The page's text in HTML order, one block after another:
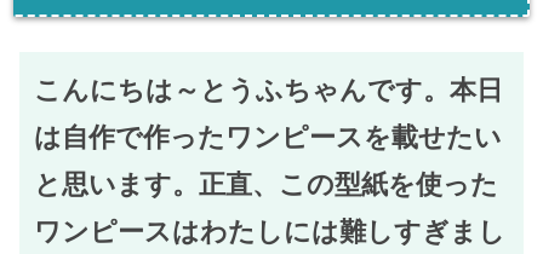
こんにちは～とうふちゃんです。本日
は自作で作ったワンピースを載せたい
と思います。正直、この型紙を使った
ワンピースはわたしには難しすぎまし